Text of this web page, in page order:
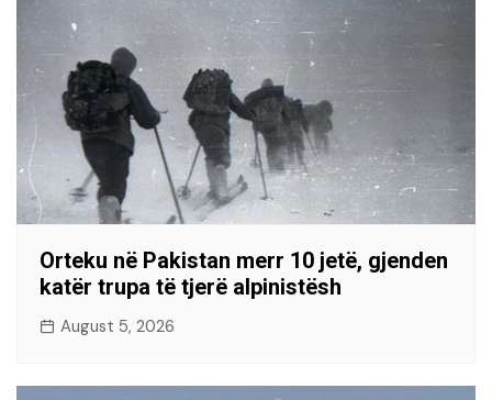
Orteku në Pakistan merr 10 jetë, gjenden
katër trupa të tjerë alpinistësh
August 5, 2026